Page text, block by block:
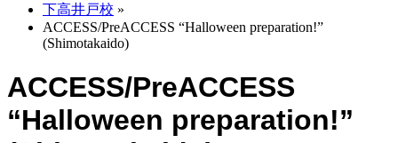
下高井戸校 »
ACCESS/PreACCESS “Halloween preparation!”
(Shimotakaido)
ACCESS/PreACCESS
“Halloween preparation!”